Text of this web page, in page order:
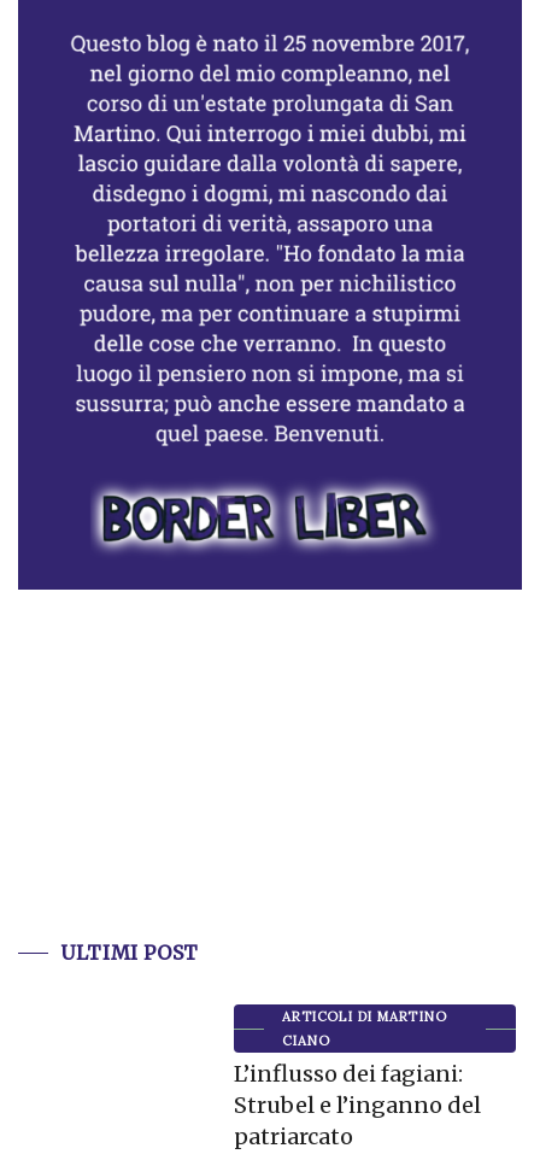
ULTIMI POST
ARTICOLI DI MARTINO
CIANO
L’influsso dei fagiani:
Strubel e l’inganno del
patriarcato